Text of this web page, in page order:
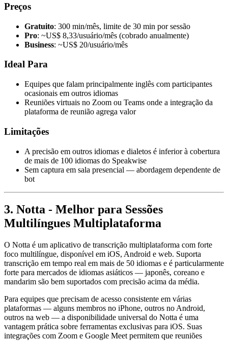
Preços
Gratuito: 300 min/mês, limite de 30 min por sessão
Pro: ~US$ 8,33/usuário/mês (cobrado anualmente)
Business: ~US$ 20/usuário/mês
Ideal Para
Equipes que falam principalmente inglês com participantes
ocasionais em outros idiomas
Reuniões virtuais no Zoom ou Teams onde a integração da
plataforma de reunião agrega valor
Limitações
A precisão em outros idiomas e dialetos é inferior à cobertura
de mais de 100 idiomas do Speakwise
Sem captura em sala presencial — abordagem dependente de
bot
3. Notta - Melhor para Sessões
Multilíngues Multiplataforma
O Notta é um aplicativo de transcrição multiplataforma com forte
foco multilíngue, disponível em iOS, Android e web. Suporta
transcrição em tempo real em mais de 50 idiomas e é particularmente
forte para mercados de idiomas asiáticos — japonês, coreano e
mandarim são bem suportados com precisão acima da média.
Para equipes que precisam de acesso consistente em várias
plataformas — alguns membros no iPhone, outros no Android,
outros na web — a disponibilidade universal do Notta é uma
vantagem prática sobre ferramentas exclusivas para iOS. Suas
integrações com Zoom e Google Meet permitem que reuniões